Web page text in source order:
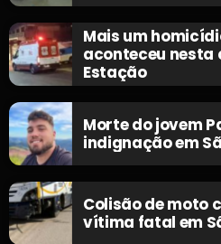
Mais um
aconteceu
Estação
Morte do jovem
indignação em
Colisão de moto
vítima fatal em